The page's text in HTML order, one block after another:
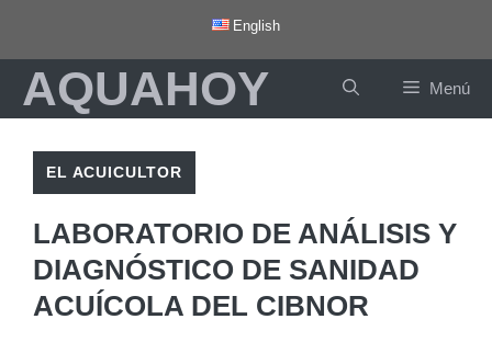
contenido
English
AQUAHOY Menú
EL ACUICULTOR
LABORATORIO DE ANÁLISIS Y
DIAGNÓSTICO DE SANIDAD
ACUÍCOLA DEL CIBNOR